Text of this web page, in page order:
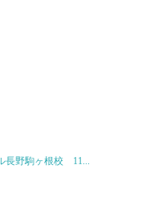
長野駒ヶ根校 11...